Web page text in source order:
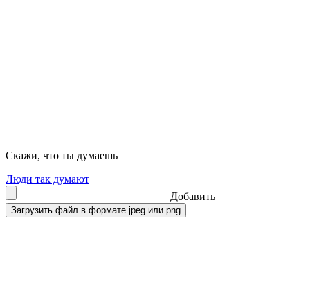
Скажи, что ты думаешь
Люди так думают
Добавить